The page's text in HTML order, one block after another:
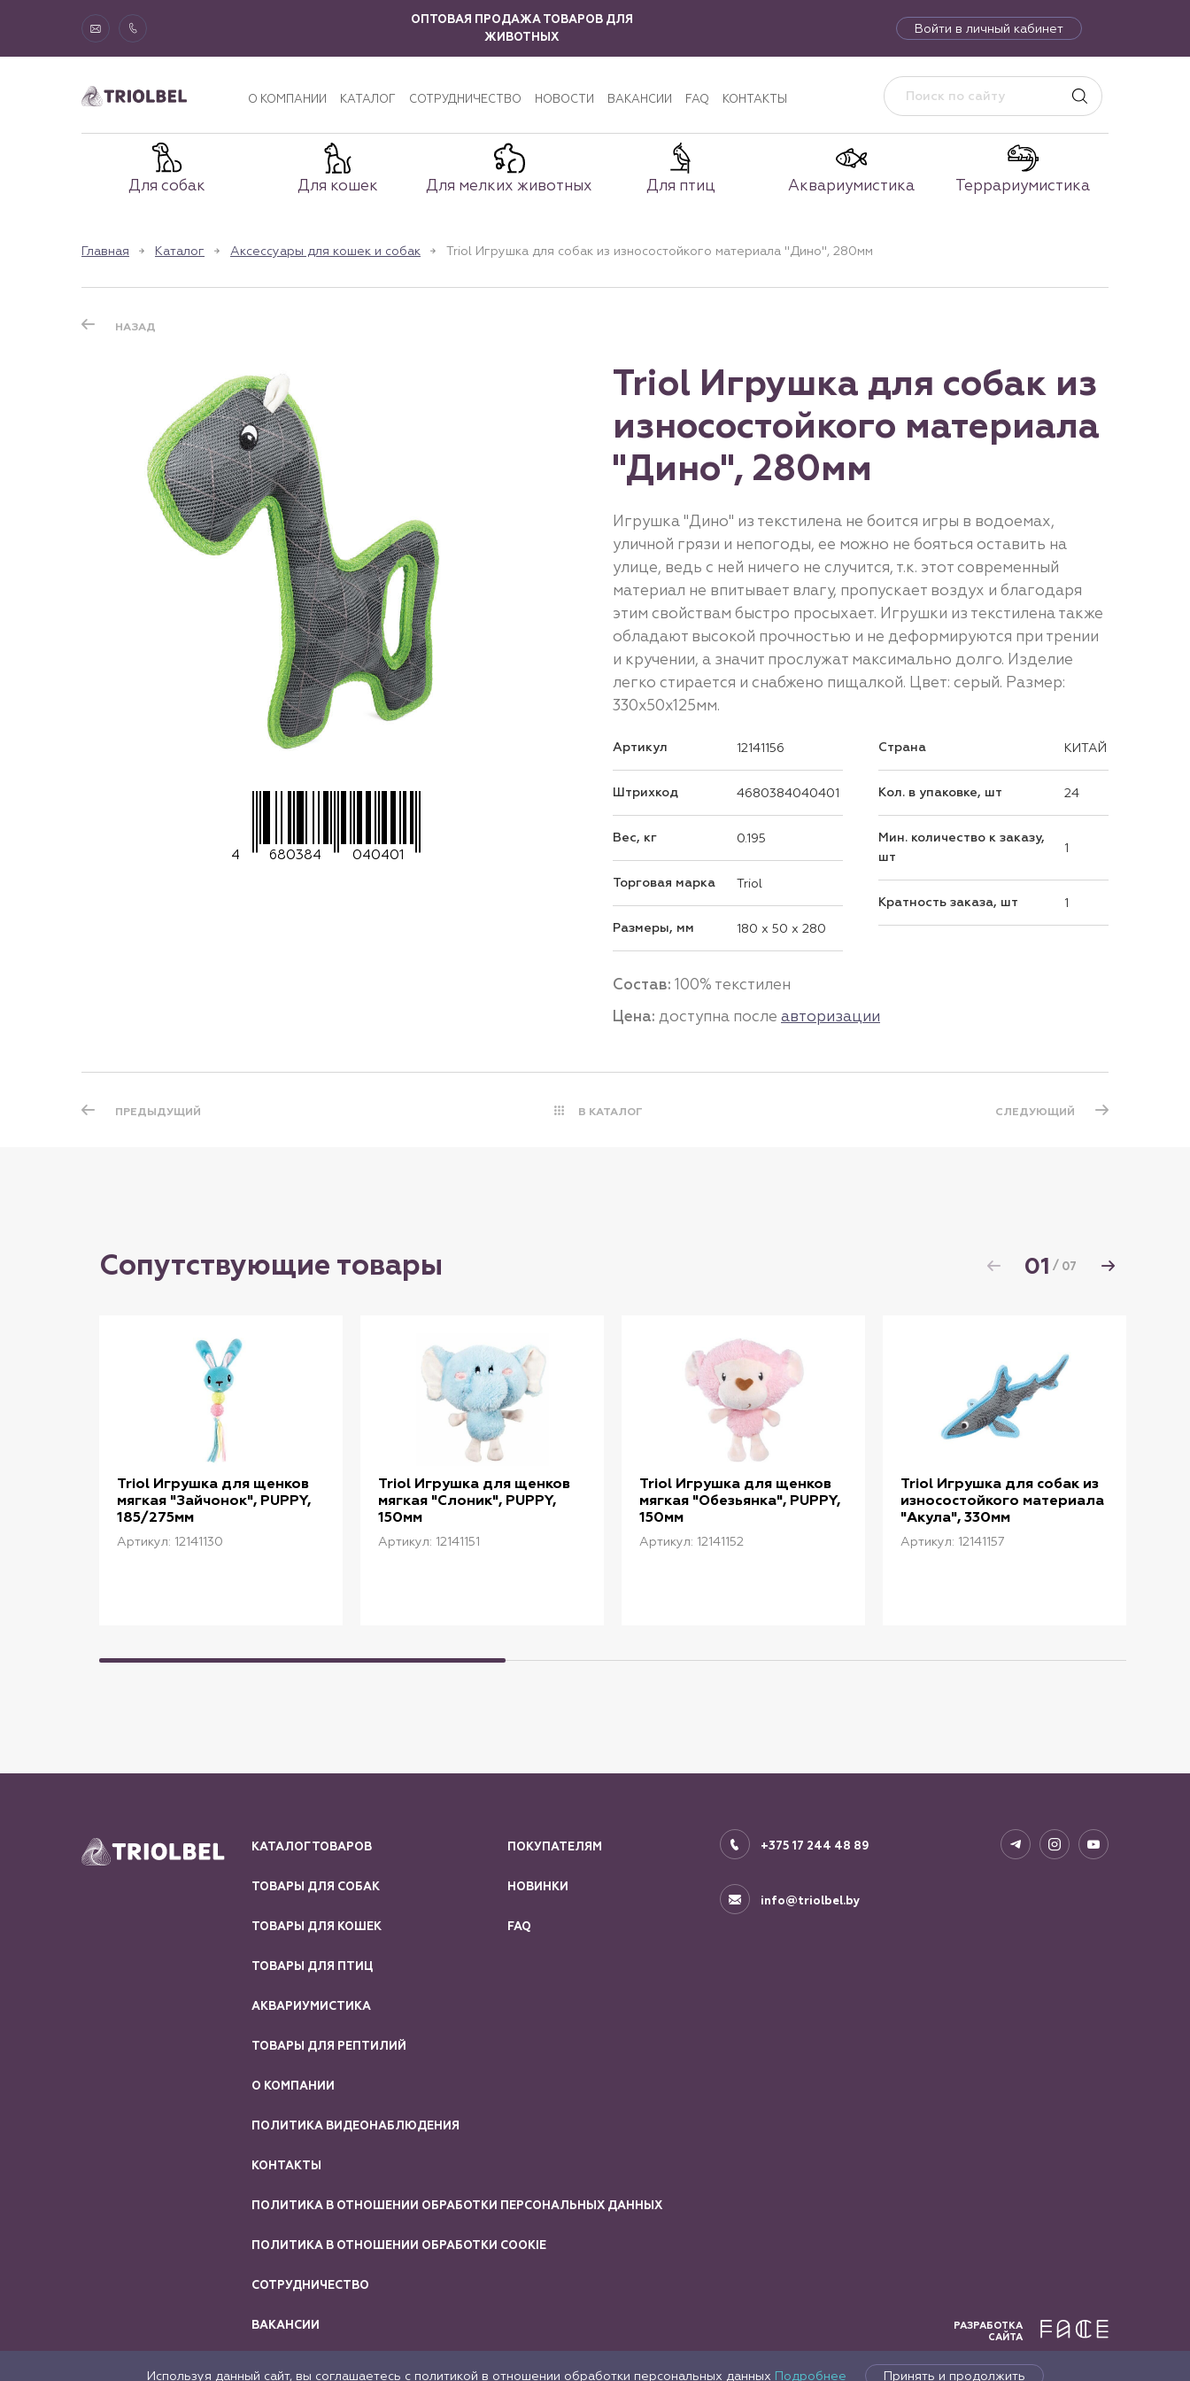
ОПТОВАЯ ПРОДАЖА ТОВАРОВ ДЛЯ
ЖИВОТНЫХ
Войти в личный кабинет
О КОМПАНИИ КАТАЛОГ СОТРУДНИЧЕСТВО НОВОСТИ ВАКАНСИИ FAQ КОНТАКТЫ
Для собак Для кошек Для мелких животных Для птиц Аквариумистика Террариумистика
Главная Каталог Аксессуары для кошек и собак Triol Игрушка для собак из износостойкого материала "Дино", 280мм
НАЗАД
4 680384 040401
Triol Игрушка для собак из
износостойкого материала
"Дино", 280мм
Игрушка "Дино" из текстилена не боится игры в водоемах,
уличной грязи и непогоды, ее можно не бояться оставить на
улице, ведь с ней ничего не случится, т.к. этот современный
материал не впитывает влагу, пропускает воздух и благодаря
этим свойствам быстро просыхает. Игрушки из текстилена также
обладают высокой прочностью и не деформируются при трении
и кручении, а значит прослужат максимально долго. Изделие
легко стирается и снабжено пищалкой. Цвет: серый. Размер:
330x50x125мм.
Артикул 12141156
Штрихкод 4680384040401
Вес, кг 0.195
Торговая марка Triol
Размеры, мм 180 x 50 x 280
Страна КИТАЙ
Кол. в упаковке, шт 24
Мин. количество к заказу,
шт
1
Кратность заказа, шт 1
Состав: 100% текстилен
Цена: доступна после авторизации
ПРЕДЫДУЩИЙ В КАТАЛОГ СЛЕДУЮЩИЙ
Сопутствующие товары 01 / 07
Triol Игрушка для щенков
мягкая "Зайчонок", PUPPY,
185/275мм
Артикул: 12141130
Triol Игрушка для щенков
мягкая "Слоник", PUPPY,
150мм
Артикул: 12141151
Triol Игрушка для щенков
мягкая "Обезьянка", PUPPY,
150мм
Артикул: 12141152
Triol Игрушка для собак из
износостойкого материала
"Акула", 330мм
Артикул: 12141157
КАТАЛОГ ТОВАРОВ
ТОВАРЫ ДЛЯ СОБАК
ТОВАРЫ ДЛЯ КОШЕК
ТОВАРЫ ДЛЯ ПТИЦ
АКВАРИУМИСТИКА
ТОВАРЫ ДЛЯ РЕПТИЛИЙ
ПОКУПАТЕЛЯМ
НОВИНКИ
FAQ
О КОМПАНИИ
ПОЛИТИКА ВИДЕОНАБЛЮДЕНИЯ
КОНТАКТЫ
ПОЛИТИКА В ОТНОШЕНИИ ОБРАБОТКИ ПЕРСОНАЛЬНЫХ ДАННЫХ
ПОЛИТИКА В ОТНОШЕНИИ ОБРАБОТКИ COOKIE
СОТРУДНИЧЕСТВО
ВАКАНСИИ
+375 17 244 48 89
info@triolbel.by
РАЗРАБОТКА
САЙТА
Используя данный сайт, вы соглашаетесь с политикой в отношении обработки персональных данных Подробнее Принять и продолжить